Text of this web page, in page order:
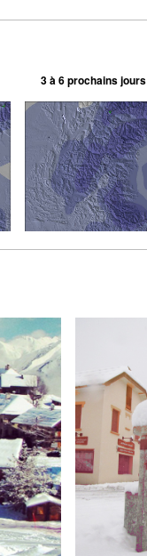
3 à 6 prochains jours